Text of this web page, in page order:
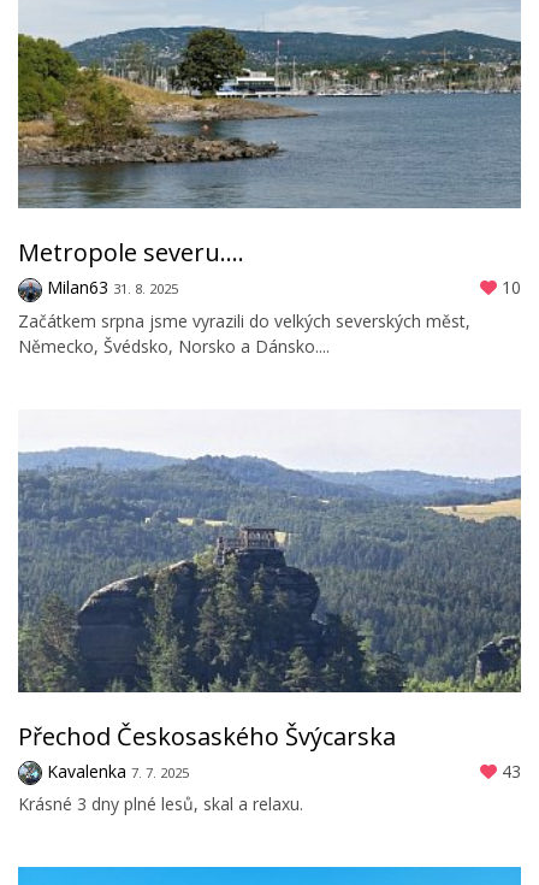
Metropole severu....
Milan63 31. 8. 2025
10
Začátkem srpna jsme vyrazili do velkých severských měst,
Německo, Švédsko, Norsko a Dánsko....
Přechod Českosaského Švýcarska
Kavalenka 7. 7. 2025
43
Krásné 3 dny plné lesů, skal a relaxu.